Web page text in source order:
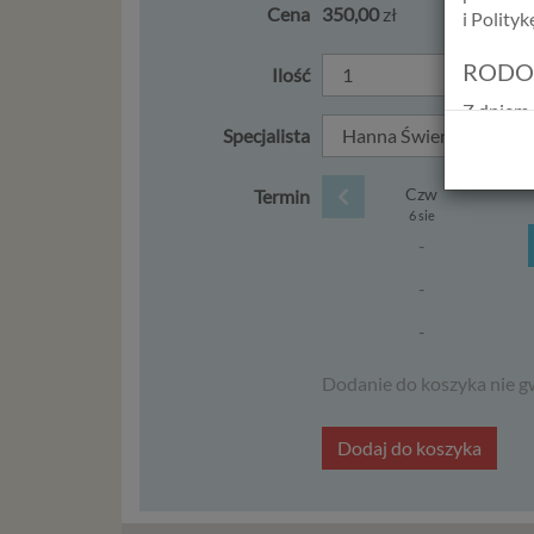
Cena 350,00zł
Ilość
Specjalista
Termin Czw
6 sie
-
-
-
Dodanie do koszyka nie
Dodaj do koszyka
i
RODO
Z dniem
osób
usług
2018 r.
nie
Czym